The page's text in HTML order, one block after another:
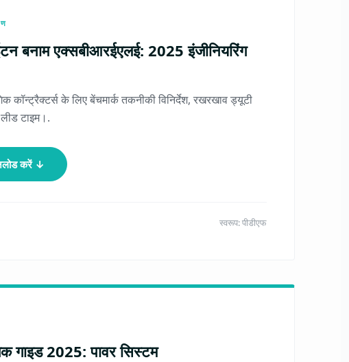
बनाम एक्सबीआरईएलई: 2025 इंजीनियरिंग
कॉन्ट्रैक्टर्स के लिए बेंचमार्क तकनीकी विनिर्देश, रखरखाव ड्यूटी
टाइम।.
करें ↓
स्वरूप: पीडीएफ
गाइड 2025: पावर सिस्टम